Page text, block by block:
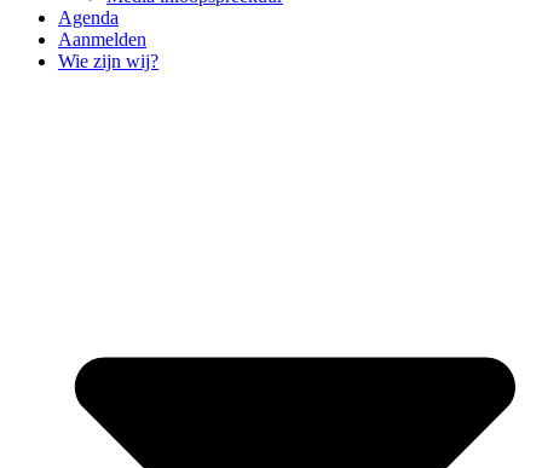
Agenda
Aanmelden
Wie zijn wij?